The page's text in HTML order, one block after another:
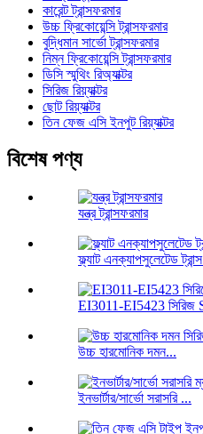
কারেন্ট ট্রান্সফরমার
উচ্চ ফ্রিকোয়েন্সি ট্রান্সফরমার
বুদ্ধিমান সার্ভো ট্রান্সফরমার
নিম্ন ফ্রিকোয়েন্সি ট্রান্সফরমার
ডিসি স্মুথিং রিঅ্যাক্টর
সিরিজ রিয়্যাক্টর
ছোট রিয়্যাক্টর
তিন ফেজ এসি ইনপুট রিয়্যাক্টর
বিশেষ পণ্য
যন্ত্র ট্রান্সফরমার
ফ্ল্যাট এনক্যাপসুলেটেড
EI3011-EI5423 সিরিজ
উচ্চ হারমোনিক দমন...
ইনভার্টার/সার্ভো সরাসরি ...